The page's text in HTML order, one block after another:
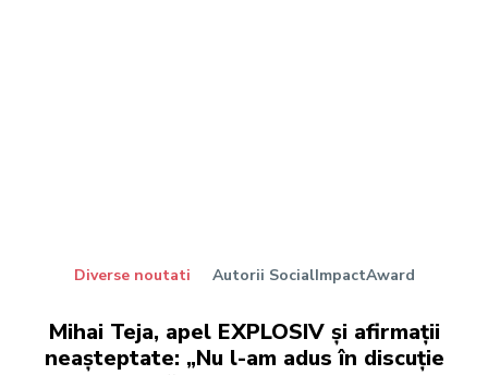
Diverse noutati Autorii SocialImpactAward
Mihai Teja, apel EXPLOSIV și afirmații
neașteptate: „Nu l-am adus în discuție